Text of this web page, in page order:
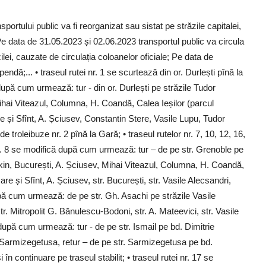
public va fi reorganizat sau sistat pe străzile capitalei,
de 31.05.2023 și 02.06.2023 transportul public va circula
cauzate de circulația coloanelor oficiale; Pe data de
• traseul rutei nr. 1 se scurtează din or. Durlești pînă la
cum urmează: tur - din or. Durlești pe străzile Tudor
Viteazul, Columna, H. Coandă, Calea Ieșilor (parcul
și Sfînt, A. Șciusev, Constantin Stere, Vasile Lupu, Tudor
troleibuze nr. 2 pînă la Gară; • traseul rutelor nr. 7, 10, 12, 16,
se modifică după cum urmează: tur – de pe str. Grenoble pe
București, A. Șciusev, Mihai Viteazul, Columna, H. Coandă,
și Sfînt, A. Șciusev, str. București, str. Vasile Alecsandri,
cum urmează: de pe str. Gh. Asachi pe străzile Vasile
Mitropolit G. Bănulescu-Bodoni, str. A. Mateevici, str. Vasile
cum urmează: tur - de pe str. Ismail pe bd. Dimitrie
retur – de pe str. Sarmizegetusa pe bd.
continuare pe traseul stabilit; • traseul rutei nr. 17 se